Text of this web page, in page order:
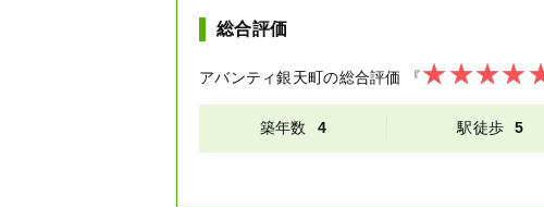
総合評価
アバンティ銀天町の総合評価 『
築年数 4 駅徒歩 5